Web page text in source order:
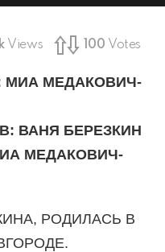
Views 100 Votes
МЕДАКОВИЧ-
ВАНЯ БЕРЕЗКИН
МЕДАКОВИЧ-
РОДИЛАСЬ В